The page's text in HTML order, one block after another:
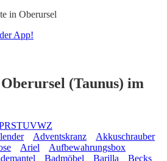
in Oberursel
App!
(Taunus) im
RSTUVWZ
Adventskranz
Akkuschrauber
Ariel
Aufbewahrungsbox
Badmöbel Barilla
Becks